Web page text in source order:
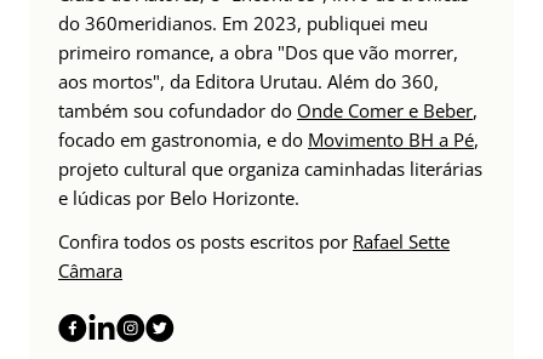
do 360meridianos. Em 2023, publiquei meu
primeiro romance, a obra "Dos que vão morrer,
aos mortos", da Editora Urutau. Além do 360,
também sou cofundador do Onde Comer e Beber,
focado em gastronomia, e do Movimento BH a Pé,
projeto cultural que organiza caminhadas literárias
e lúdicas por Belo Horizonte.
Confira todos os posts escritos por Rafael Sette
Câmara